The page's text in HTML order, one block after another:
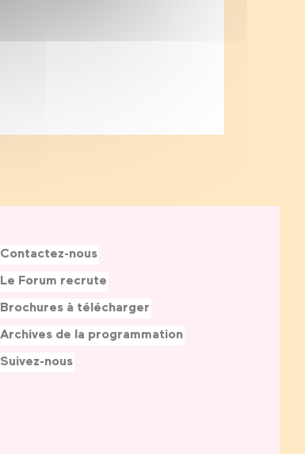
Contactez-nous
Le Forum recrute
Brochures à télécharger
Archives de la programmation
Suivez-nous